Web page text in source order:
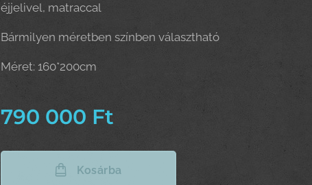
éjjelivel, matraccal
Bármilyen méretben színben választható
Méret: 160*200cm
790 000 Ft
Kosárba